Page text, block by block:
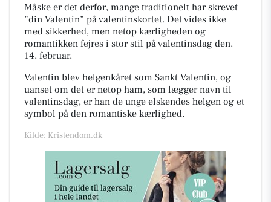
Måske er det derfor, mange traditionelt har skrevet
”din Valentin” på valentinskortet. Det vides ikke
med sikkerhed, men netop kærligheden og
romantikken fejres i stor stil på valentinsdag den.
14. februar.
Valentin blev helgenkåret som Sankt Valentin, og
uanset om det er netop ham, som lægger navn til
valentinsdag, er han de unge elskendes helgen og et
symbol på den romantiske kærlighed.
Kilde: Kristendom.dk